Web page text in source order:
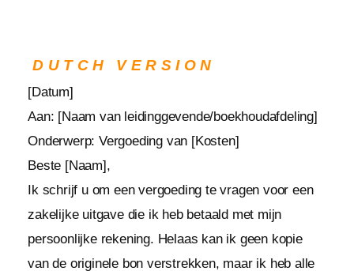
DUTCH VERSION
[Datum]
Aan: [Naam van leidinggevende/boekhoudafdeling]
Onderwerp: Vergoeding van [Kosten]
Beste [Naam],
Ik schrijf u om een vergoeding te vragen voor een
zakelijke uitgave die ik heb betaald met mijn
persoonlijke rekening. Helaas kan ik geen kopie
van de originele bon verstrekken, maar ik heb alle